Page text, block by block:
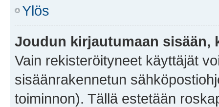
Ylös
Joudun kirjautumaan sisään,
Vain rekisteröityneet käyttäjät
sisäänrakennetun
toiminnon). Tällä estetään